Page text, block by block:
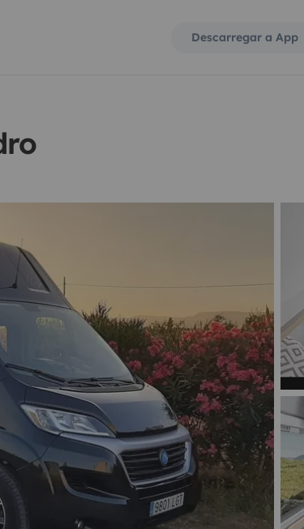
Descarregar a App